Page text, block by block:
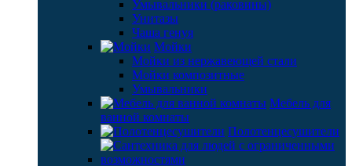
Умывальники (раковины)
Унитазы
Чаша генуя
Мойки
Мойки из нержавеющей стали
Мойки композитные
Умывальники
Мебель для
ванной комнаты
Полотенцесушители